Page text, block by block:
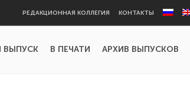
РЕДАКЦИОННАЯ КОЛЛЕГИЯ КОНТАКТЫ
ВЫПУСК В ПЕЧАТИ АРХИВ ВЫПУСКОВ